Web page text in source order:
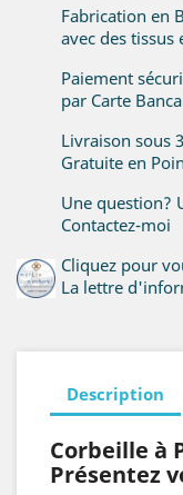
Fabrication en
avec des tissus
Paiement
par Carte
Livraison sous
Gratuite en
Une question?
Contactez-moi
Cliquez pour
La lettre
Description
Corbeille à
Présentez